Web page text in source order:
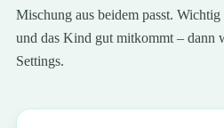
Mischung aus beidem passt.
und das Kind gut mitkommt – dann
Settings.